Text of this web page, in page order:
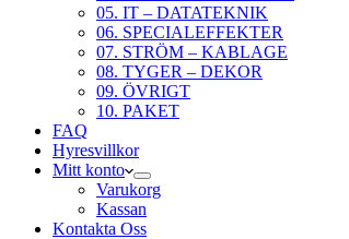
05. IT – DATATEKNIK
06. SPECIALEFFEKTER
07. STRÖM – KABLAGE
08. TYGER – DEKOR
09. ÖVRIGT
10. PAKET
FAQ
Hyresvillkor
Mitt konto
Varukorg
Kassan
Kontakta Oss